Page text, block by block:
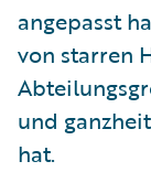
angepasst
von starren
und
hat.